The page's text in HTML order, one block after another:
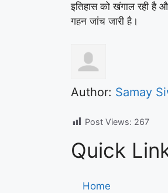
इतिहास को खंगाल रही है
गहन जांच जारी है।
Author: Samay
Post Views: 267
Quick
Home